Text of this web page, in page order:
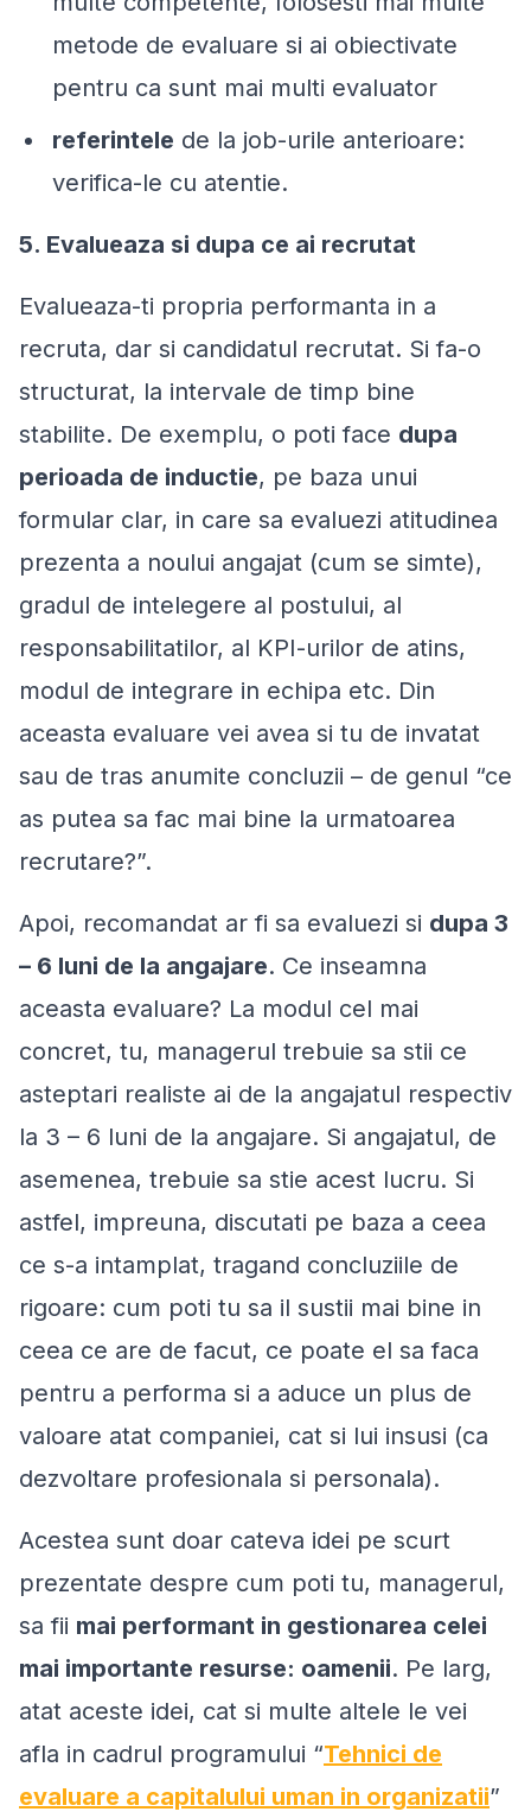
metode de evaluare si ai obiectivate
pentru ca sunt mai multi evaluator
referintele de la job-urile anterioare:
verifica-le cu atentie.
5. Evalueaza si dupa ce ai recrutat
Evalueaza-ti propria performanta in a
recruta, dar si candidatul recrutat. Si fa-o
structurat, la intervale de timp bine
stabilite. De exemplu, o poti face dupa
perioada de inductie, pe baza unui
formular clar, in care sa evaluezi atitudinea
prezenta a noului angajat (cum se simte),
gradul de intelegere al postului, al
responsabilitatilor, al KPI-urilor de atins,
modul de integrare in echipa etc. Din
aceasta evaluare vei avea si tu de invatat
sau de tras anumite concluzii – de genul “ce
as putea sa fac mai bine la urmatoarea
recrutare?”.
Apoi, recomandat ar fi sa evaluezi si dupa 3
– 6 luni de la angajare. Ce inseamna
aceasta evaluare? La modul cel mai
concret, tu, managerul trebuie sa stii ce
asteptari realiste ai de la angajatul respectiv
la 3 – 6 luni de la angajare. Si angajatul, de
asemenea, trebuie sa stie acest lucru. Si
astfel, impreuna, discutati pe baza a ceea
ce s-a intamplat, tragand concluziile de
rigoare: cum poti tu sa il sustii mai bine in
ceea ce are de facut, ce poate el sa faca
pentru a performa si a aduce un plus de
valoare atat companiei, cat si lui insusi (ca
dezvoltare profesionala si personala).
Acestea sunt doar cateva idei pe scurt
prezentate despre cum poti tu, managerul,
sa fii mai performant in gestionarea celei
mai importante resurse: oamenii. Pe larg,
atat aceste idei, cat si multe altele le vei
afla in cadrul programului “Tehnici de
evaluare a capitalului uman in organizatii”